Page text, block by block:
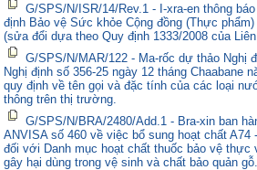
G/SPS/N/ISR/14/Rev.1 - I-xra-en thông
định Bảo vệ Sức khỏe Cộng đồng (Thực
(sửa đổi dựa theo Quy định 1333/2008 của
G/SPS/N/MAR/122 - Ma-rốc dự thảo Nghị
Nghị định số 356-25 ngày 12 tháng Chaabane
quy định về tên gọi và đặc tính của các loại
thông trên thị trường.
G/SPS/N/BRA/2480/Add.1 - Bra-xin ban
ANVISA số 460 về việc bổ sung hoạt chất A74
đối với Danh mục hoạt chất thuốc bảo vệ thực
gây hại dùng trong vệ sinh và chất bảo quản gỗ.